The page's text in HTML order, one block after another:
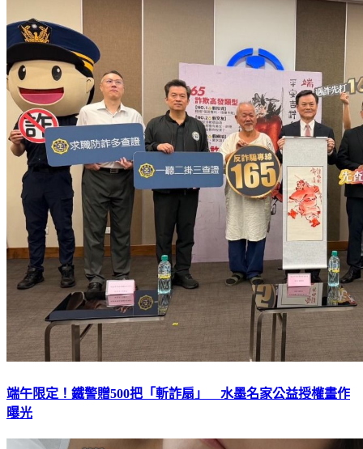
端午限定！鐵警贈500把「斬詐扇」 水墨名家公益授權畫作
曝光